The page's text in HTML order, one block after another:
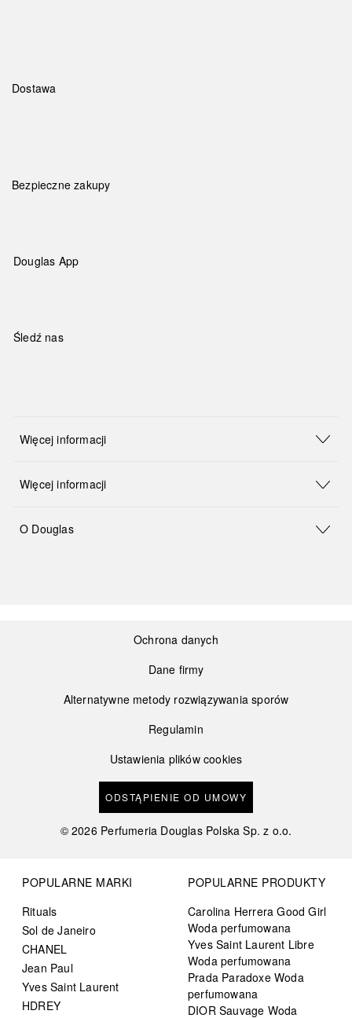
Dostawa
Bezpieczne zakupy
Douglas App
Śledź nas
Więcej informacji
Więcej informacji
O Douglas
Ochrona danych
Dane firmy
Alternatywne metody rozwiązywania sporów
Regulamin
Ustawienia plików cookies
ODSTĄPIENIE OD UMOWY
©2026 Perfumeria Douglas Polska Sp. z o.o.
POPULARNE MARKI
Rituals
Sol de Janeiro
CHANEL
Jean Paul
Yves Saint Laurent
HDREY
POPULARNE PRODUKTY
Carolina Herrera Good Girl
Woda perfumowana
Yves Saint Laurent Libre
Woda perfumowana
Prada Paradoxe Woda
perfumowana
DIOR Sauvage Woda